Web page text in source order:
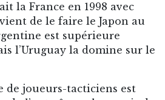
la France en 1998 avec
de le faire le Japon au
est supérieure
l’Uruguay la domine sur le
de joueurs-tacticiens est